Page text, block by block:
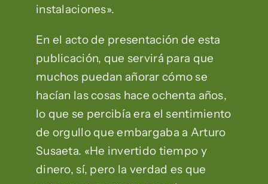
instalaciones».
En el acto de presentación de esta
publicación, que servirá para que
muchos puedan añorar cómo se
hacían las cosas hace ochenta años,
lo que se percibía era el sentimiento
de orgullo que embargaba a Arturo
Susaeta. «He invertido tiempo y
dinero, sí, pero la verdad es que